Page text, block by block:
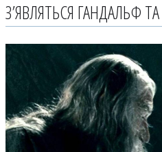
З’ЯВЛЯТЬСЯ ГАНДАЛЬФ